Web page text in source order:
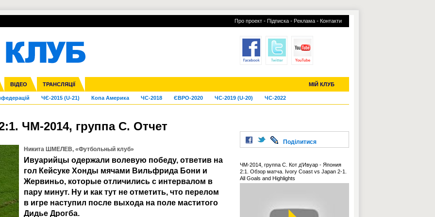
Про проект - Підписка - Реклама - Контакти
ВІДЕО ТРАНСЛЯЦІЇ МІЙ КЛУБ
ліга Кубок України Молодіжка
Ліга націй Ліга конференцій
Франція Інші
ЧЄ-2015 (U-21) Копа Америка ЧС-2018 ЄВРО-2020 ЧС-2019 (U-20) ЧС-2022
УПЛ-ПЕРЕХОДИ УСІ ТРАНСФЕРИ
ЧМ-2014, группа С. Отчет
Никита ШМЕЛЕВ, «Футбольный клуб»
Ивуарийцы одержали волевую победу, ответив на
гол Кейсуке Хонды мячами Вильфрида Бони и
Жервиньо, которые отличились с интервалом в
пару минут. Ну и как тут не отметить, что перелом
в игре наступил после выхода на поле маститого
Дидье Дрогба.
Поділитися
ЧМ-2014, группа C. Кот д'Ивуар - Япония
2:1. Обзор матча. Ivory Coast vs Japan 2-1.
All Goals and Highlights